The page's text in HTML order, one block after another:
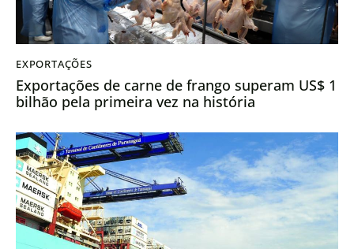
EXPORTAÇÕES
Exportações de carne de frango superam US$ 1
bilhão pela primeira vez na história